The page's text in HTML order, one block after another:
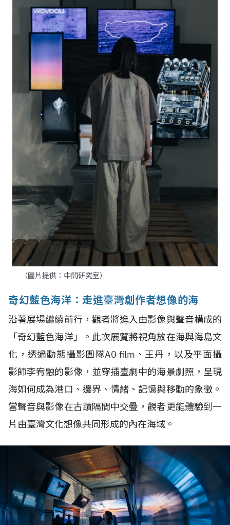
（圖片提供：中間研究室）
奇幻藍色海洋：走進臺灣創作者想像的海
沿著展場繼續前行，觀者將進入由影像與聲音構成的
「奇幻藍色海洋」。此次展覽將視角放在海與海島文
化，透過動態攝影團隊A0 film、王丹，以及平面攝
影師李宥融的影像，並穿插臺劇中的海景劇照，呈現
海如何成為港口、邊界、情緒、記憶與移動的象徵。
當聲音與影像在古蹟隔間中交疊，觀者更能體驗到一
片由臺灣文化想像共同形成的內在海域。